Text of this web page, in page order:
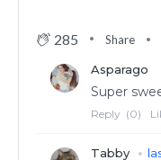
285 Share